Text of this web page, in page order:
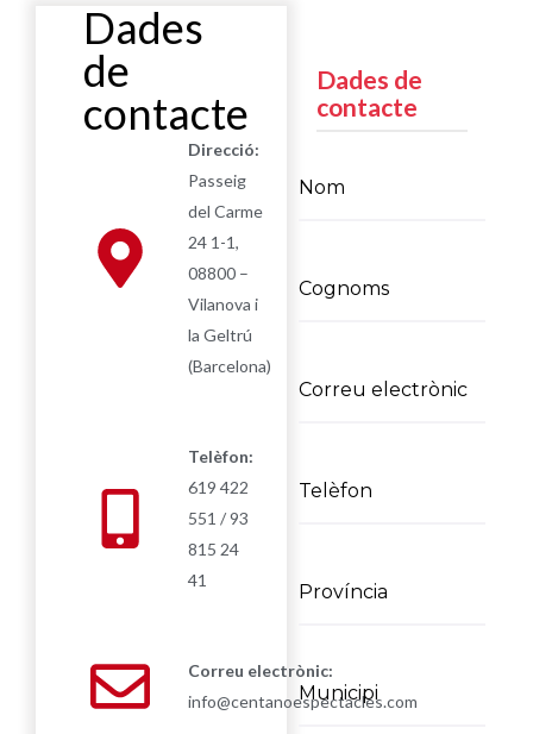
Dades
de
contacte
Direcció:
Passeig
del Carme
24 1-1,
08800 –
Vilanova i
la Geltrú
(Barcelona)
Telèfon:
619 422
551 / 93
815 24
41
Correu electrònic:
info@centanoespectacles.com
Dades de
contacte